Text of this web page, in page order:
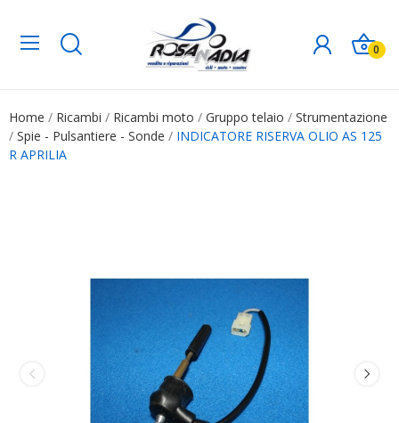
0
Home Ricambi Ricambi moto Gruppo telaio
Strumentazione
Spie - Pulsantiere - Sonde
INDICATORE RISERVA OLIO AS 125
R APRILIA